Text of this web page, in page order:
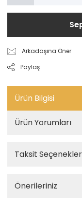
Arkadaşına Öner
Paylaş
Ürün Bilgisi
Ürün Yorumları
Taksit
Önerileriniz